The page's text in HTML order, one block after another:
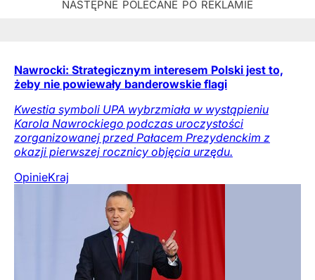
Nawrocki: Strategicznym interesem Polski jest to,
żeby nie powiewały banderowskie flagi
Kwestia symboli UPA wybrzmiała w wystąpieniu
Karola Nawrockiego podczas uroczystości
zorganizowanej przed Pałacem Prezydenckim z
okazji pierwszej rocznicy objęcia urzędu.
OpinieKraj